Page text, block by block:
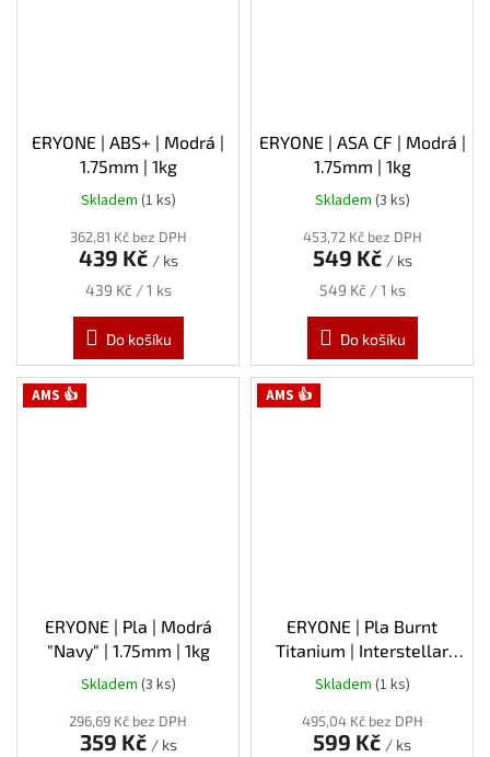
ERYONE | ABS+ | Modrá |
1.75mm | 1kg
Skladem (1 ks)
362,81 Kč bez DPH
439 Kč / ks
Měrná
439 Kč / 1 ks
Do košíku
ERYONE | ASA CF | Modrá |
1.75mm | 1kg
Skladem (3 ks)
453,72 Kč bez DPH
549 Kč / ks
Měrná
549 Kč / 1 ks
Do košíku
AMS 👍
ERYONE | Pla | Modrá
"Navy" | 1.75mm | 1kg
Skladem (3 ks)
296,69 Kč bez DPH
359 Kč / ks
AMS 👍
ERYONE | Pla Burnt
Titanium | Interstellar
(modrá-černá) | 1.75mm |
Skladem (1 ks)
495,04 Kč bez DPH
599 Kč / ks